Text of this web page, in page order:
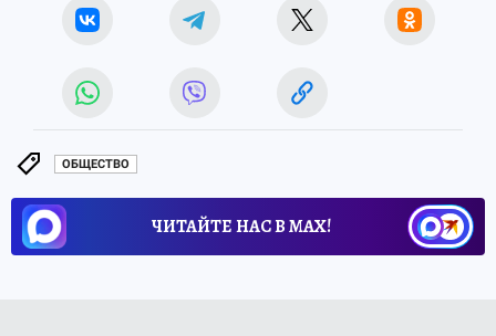
ОБЩЕСТВО
ЧИТАЙТЕ НАС В МАХ!